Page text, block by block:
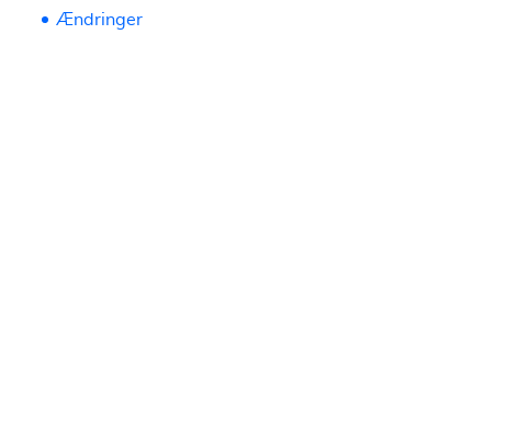
Ændringer